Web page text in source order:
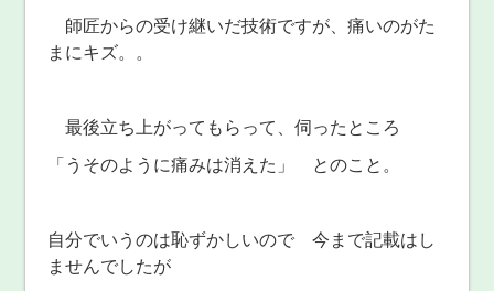
師匠からの受け継いだ技術ですが、痛いのがた
まにキズ。。
最後立ち上がってもらって、伺ったところ
「うそのように痛みは消えた」 とのこと。
自分でいうのは恥ずかしいので 今まで記載はし
ませんでしたが